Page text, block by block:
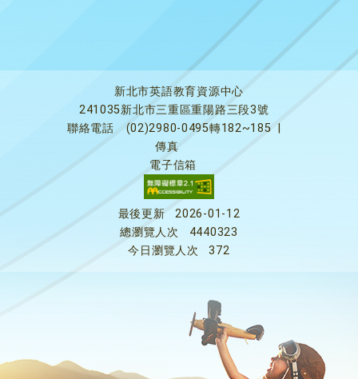
新北市英語教育資源中心
241035新北市三重區重陽路三段3號
聯絡電話
(02)2980-0495轉182~185
傳真
電子信箱
最後更新
2026-01-12
總瀏覽人次
4440323
今日瀏覽人次
372